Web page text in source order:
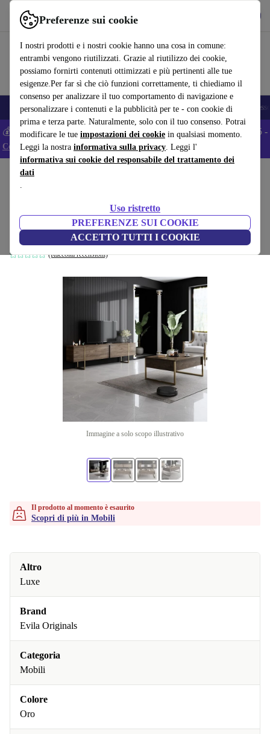
Preferenze sui cookie
I nostri prodotti e i nostri cookie hanno una cosa in comune:
entrambi vengono riutilizzati. Grazie al riutilizzo dei cookie,
possiamo fornirti contenuti ottimizzati e più pertinenti alle tue
esigenze.Per far sì che ciò funzioni correttamente, ti chiediamo il
consenso per analizzare il tuo comportamento di navigazione e
personalizzare i contenuti e la pubblicità per te - con cookie di
prima e terza parte. Naturalmente, solo con il tuo consenso. Potrai
modificare le tue impostazioni dei cookie in qualsiasi momento.
Leggi la nostra informativa sulla privacy. Leggi l'
informativa sui cookie del responsabile del trattamento dei
dati
.
Uso ristretto
PREFERENZE SUI COOKIE
ACCETTO TUTTI I COOKIE
Usa refurbed in modo rapido e semplice
🎒 Back to school Smartphone Portatili Tablet Smartwatch
💰 Extra -5% su tutti gli smartphone Android - Codice: ANDROID5 -
Condizioni
Home
Luxe set di mobili per soggiorno
impiallacciatura in legno oro
oro
(Raccolta recensioni)
Immagine a solo scopo illustrativo
Il prodotto al momento è esaurito
Scopri di più in Mobili
Altro
Luxe
Brand
Evila Originals
Categoria
Mobili
Colore
Oro